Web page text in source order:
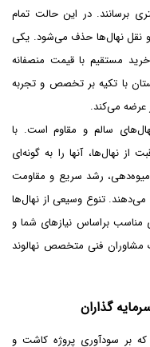
در این حالت تمام
نقل نهال‌ها حذف می‌شود. یکی
مستقیم با قیمت منصفانه
با تکیه بر تخصص و تجربه
عرضه می‌کند.
سالم و مقاوم است. با
از نهال‌ها، آنها را به گونه‌ای
رشد سریع و مقاومت
می‌دهند. تنوع وسیعی از نهال‌ها
مناسب براساس نیازهای شما و
فنی متخصص نهالوند
گذاران
بر سودآوری پروژه کاشت و